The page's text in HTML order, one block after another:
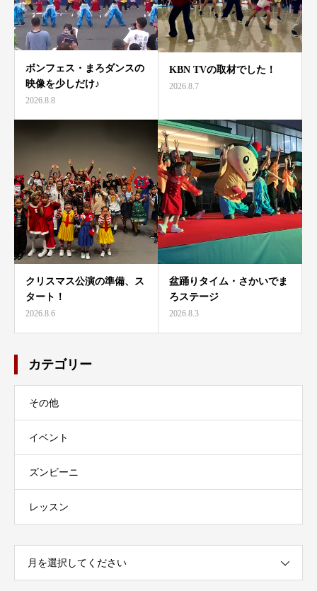
ボンフェス・まろダンスの
映像を少しだけ♪
2026.8.8
KBN TVの取材でした！
2026.8.7
クリスマス公演の準備、ス
タート！
2026.8.6
盆踊りタイム・さかいでま
ろステージ
2026.8.3
カテゴリー
その他
イベント
ズンビーニ
レッスン
月を選択してください